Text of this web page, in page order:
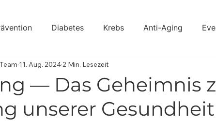
Diabetes Krebs Anti-Aging
— Das Geheimnis
unserer Gesundheit
11. Aug. 20242 Min. Lesezeit